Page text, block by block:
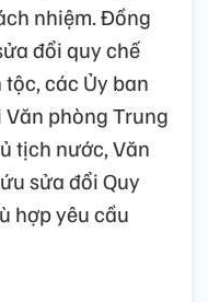
nhiệm. Đồng
đổi quy chế
các Ủy ban
phòng Trung
tịch nước, Văn
sửa đổi Quy
hợp yêu cầu